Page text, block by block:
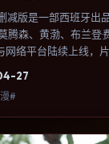
减版是一部西班牙出
腾森、黄渤、布兰登
络平台陆续上线，
听语言统一，可作为
27
#